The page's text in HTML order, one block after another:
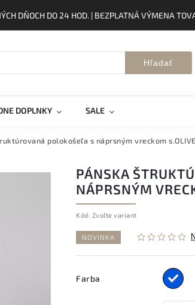
DŇOCH DO 24 HOD. | BEZPLATNÁ VÝMENA
Hľadať
DOPLNKY SALE
polokošeľa s náprsným vreckom
PÁNSKA
NÁPRSNÝM
Kód: Zvoľte variant
NOVINKA
Farba